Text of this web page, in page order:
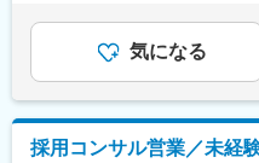
品メーカー ・旅行代理
ー ・保育士 ・外壁リ
ラッグストア販売 ...etc●
収800万円／入社6年目／
気になる
採用コンサル営業／未経